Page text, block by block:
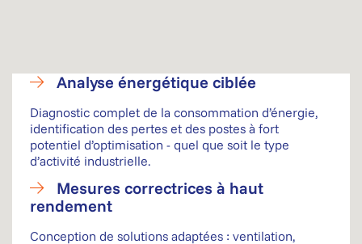
Analyse énergétique ciblée
Diagnostic complet de la consommation d’énergie,
identification des pertes et des postes à fort
potentiel d’optimisation - quel que soit le type
d’activité industrielle.
Mesures correctrices à haut
rendement
Conception de solutions adaptées : ventilation,